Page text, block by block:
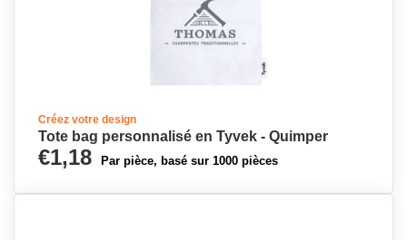
Créez votre design
Tote bag personnalisé en Tyvek - Quimper
€1,18 Par pièce, basé sur 1000 pièces